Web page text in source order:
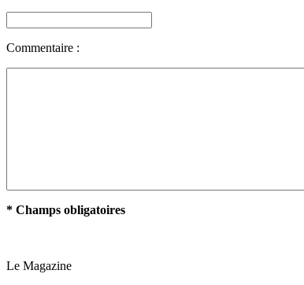
Commentaire :
* Champs obligatoires
Le Magazine